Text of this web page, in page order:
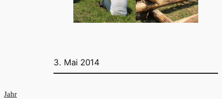
3. Mai 2014
Jahr